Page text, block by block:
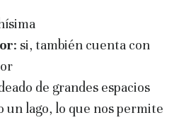
: si, también cuenta con
de grandes espacios
un lago, lo que nos permite